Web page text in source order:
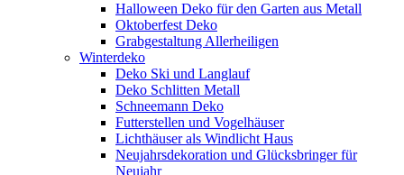
Halloween Deko für den Garten aus Metall
Oktoberfest Deko
Grabgestaltung Allerheiligen
Winterdeko
Deko Ski und Langlauf
Deko Schlitten Metall
Schneemann Deko
Futterstellen und Vogelhäuser
Lichthäuser als Windlicht Haus
Neujahrsdekoration und Glücksbringer für
Neujahr